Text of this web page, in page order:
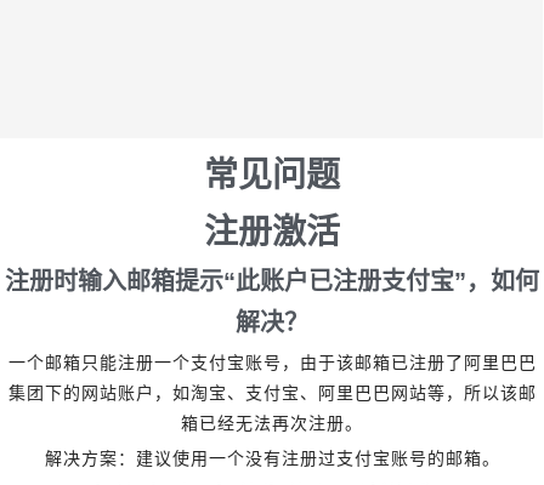
常见问题
注册激活
注册时输入邮箱提示“此账户已注册支付宝”，如何
解决？
一个邮箱只能注册一个支付宝账号，由于该邮箱已注册了阿里巴巴
集团下的网站账户，如淘宝、支付宝、阿里巴巴网站等，所以该邮
箱已经无法再次注册。
解决方案：建议使用一个没有注册过支付宝账号的邮箱。